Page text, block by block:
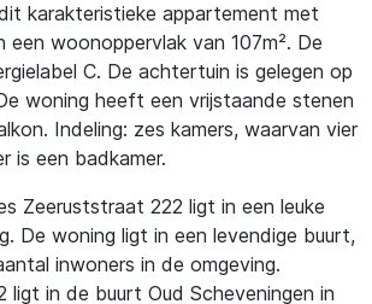
karakteristieke appartement met
een woonoppervlak van 107m². De
C. De achtertuin is gelegen op
woning heeft een vrijstaande stenen
Indeling: zes kamers, waarvan vier
is een badkamer.
Zeeruststraat 222 ligt in een leuke
De woning ligt in een levendige buurt,
inwoners in de omgeving.
ligt in de buurt Oud Scheveningen in